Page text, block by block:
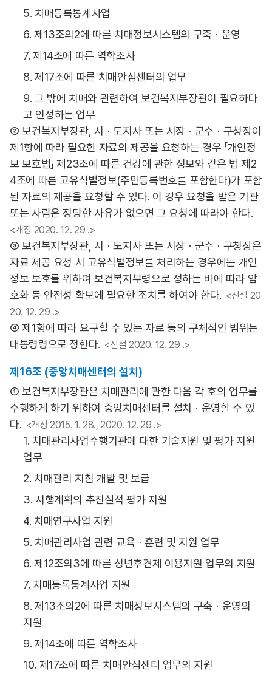
5. 치매등록통계사업
6. 제13조의2에 따른 치매정보시스템의 구축ㆍ운영
7. 제14조에 따른 역학조사
8. 제17조에 따른 치매안심센터의 업무
9. 그 밖에 치매와 관련하여 보건복지부장관이 필요하다
고 인정하는 업무
② 보건복지부장관, 시ㆍ도지사 또는 시장ㆍ군수ㆍ구청장이
제1항에 따라 필요한 자료의 제공을 요청하는 경우 「개인정
보 보호법」 제23조에 따른 건강에 관한 정보와 같은 법 제2
4조에 따른 고유식별정보(주민등록번호를 포함한다)가 포함
된 자료의 제공을 요청할 수 있다. 이 경우 요청을 받은 기관
또는 사람은 정당한 사유가 없으면 그 요청에 따라야 한다.
<개정 2020. 12. 29 .>
③ 보건복지부장관, 시ㆍ도지사 또는 시장ㆍ군수ㆍ구청장은
자료 제공 요청 시 고유식별정보를 처리하는 경우에는 개인
정보 보호를 위하여 보건복지부령으로 정하는 바에 따라 암
호화 등 안전성 확보에 필요한 조치를 하여야 한다. <신설 20
20. 12. 29 .>
④ 제1항에 따라 요구할 수 있는 자료 등의 구체적인 범위는
대통령령으로 정한다. <신설 2020. 12. 29 .>
제16조 (중앙치매센터의 설치)
① 보건복지부장관은 치매관리에 관한 다음 각 호의 업무를
수행하게 하기 위하여 중앙치매센터를 설치ㆍ운영할 수 있
다. <개정 2015. 1. 28., 2020. 12. 29 .>
1. 치매관리사업수행기관에 대한 기술지원 및 평가 지원
업무
2. 치매관리 지침 개발 및 보급
3. 시행계획의 추진실적 평가 지원
4. 치매연구사업 지원
5. 치매관리사업 관련 교육ㆍ훈련 및 지원 업무
6. 제12조의3에 따른 성년후견제 이용지원 업무의 지원
7. 치매등록통계사업 지원
8. 제13조의2에 따른 치매정보시스템의 구축ㆍ운영의
지원
9. 제14조에 따른 역학조사
10. 제17조에 따른 치매안심센터 업무의 지원